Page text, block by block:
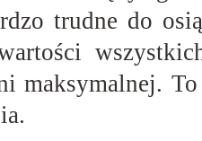
trudne do
maksymalnej.